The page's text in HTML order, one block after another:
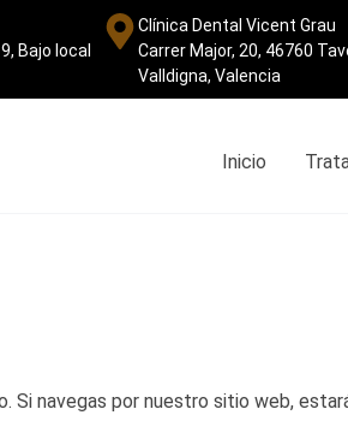
Bajo local
Clínica Dental Vicent Grau
Carrer Major, 20, 46760
Valldigna, Valencia
Inicio
Si navegas por nuestro sitio web,